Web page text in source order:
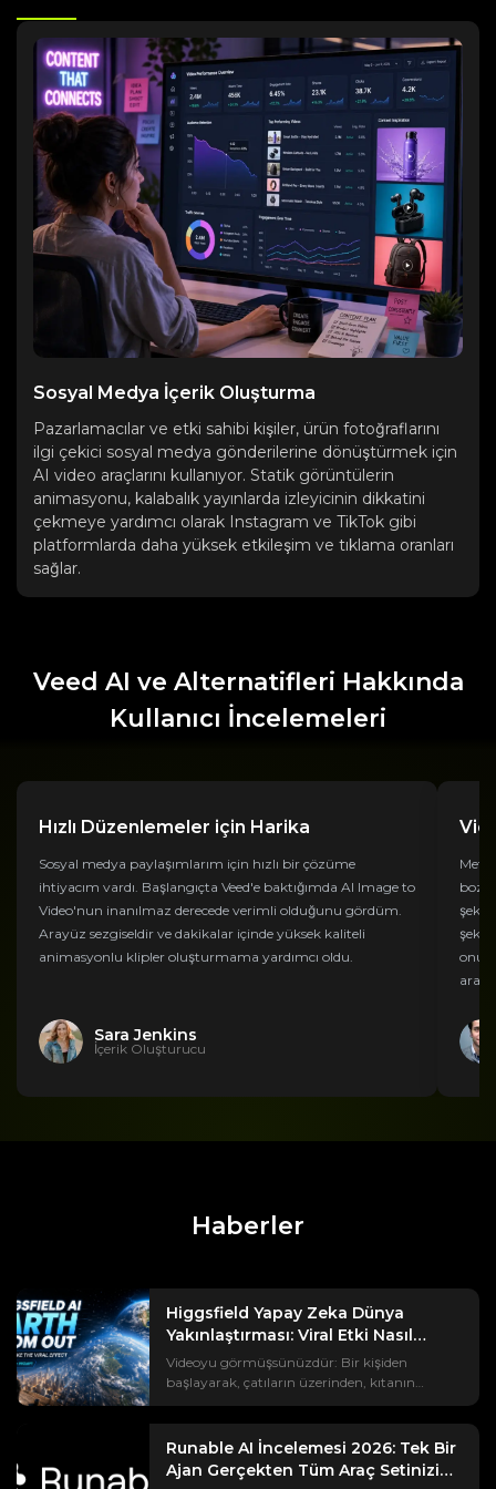
Sosyal Medya İçerik Oluşturma
Pazarlamacılar ve etki sahibi kişiler, ürün fotoğraflarını
ilgi çekici sosyal medya gönderilerine dönüştürmek için
AI video araçlarını kullanıyor. Statik görüntülerin
animasyonu, kalabalık yayınlarda izleyicinin dikkatini
çekmeye yardımcı olarak Instagram ve TikTok gibi
platformlarda daha yüksek etkileşim ve tıklama oranları
sağlar.
Veed AI ve Alternatifleri Hakkında
Kullanıcı İncelemeleri
Hızlı Düzenlemeler için Harika
Sosyal medya paylaşımlarım için hızlı bir çözüme
ihtiyacım vardı. Başlangıçta Veed'e baktığımda AI Image to
Video'nun inanılmaz derecede verimli olduğunu gördüm.
Arayüz sezgiseldir ve dakikalar içinde yüksek kaliteli
animasyonlu klipler oluşturmama yardımcı oldu.
Sara Jenkins
İçerik Oluşturucu
onu
Haberler
Higgsfield Yapay Zeka Dünya
Yakınlaştırması: Viral Etki Nasıl
Oluşturulur?
Videoyu görmüşsünüzdür: Bir kişiden
başlayarak, çatıların üzerinden, kıtanın
üzerinden, uzayda asılı duran Dünya'ya kadar
uzanan bir görüntü. #EarthZoomOut trendi
bir milyardan fazla görüntülenme sayısına
ulaştı ve bunların çoğu Higgsfield yapay
zekasıyla oluşturuldu. Ama eğer gerçekten
Runable AI İncelemesi 2026: Tek Bir
Ajan Gerçekten Tüm Araç Setinizin